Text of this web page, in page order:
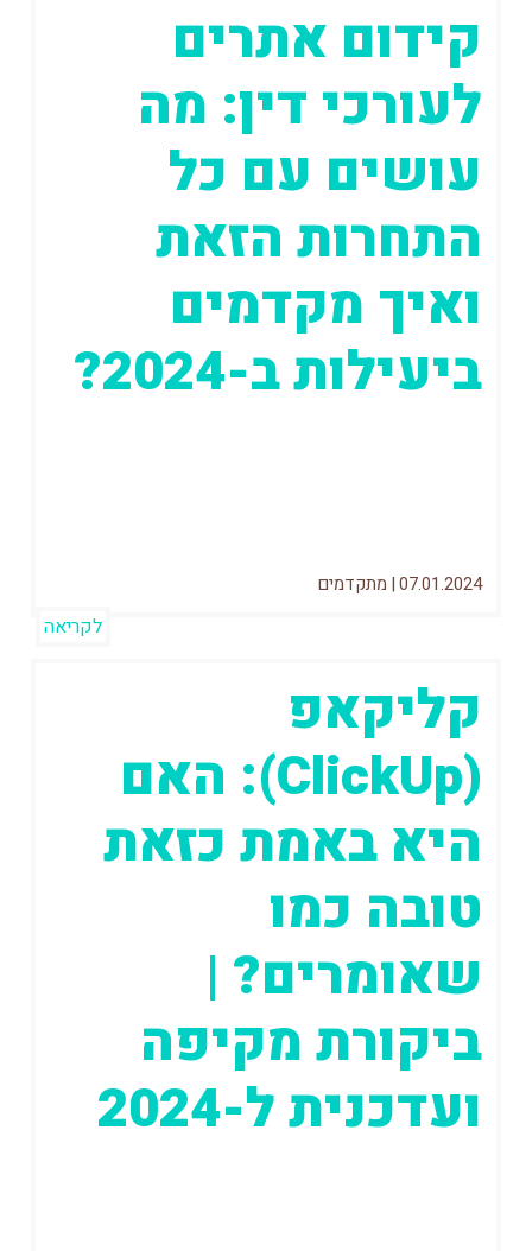
קידום אתרים
לעורכי דין: מה
עושים עם כל
התחרות הזאת
ואיך מקדמים
ביעילות ב-2024?
07.01.2024
| מתקדמים
לקריאה
קליקאפ
(ClickUp): האם
היא באמת כזאת
טובה כמו
שאומרים? |
ביקורת מקיפה
ועדכנית ל-2024